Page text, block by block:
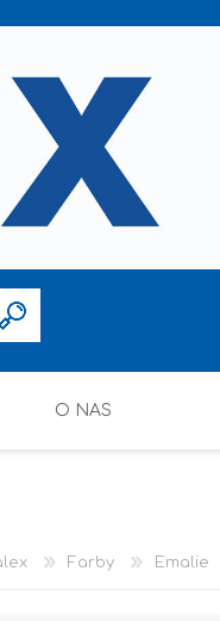
O NAS
Farby Emalie